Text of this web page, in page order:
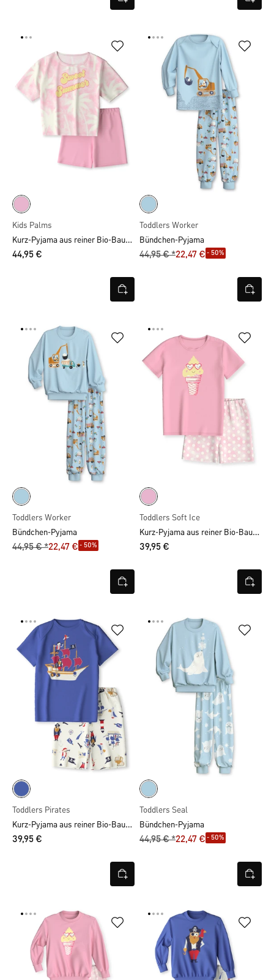
Kids Palms
Kurz-Pyjama aus reiner Bio-Baumwolle
44,95 €
Toddlers Worker
Bündchen-Pyjama
44,95 € *22,47 € - 50%
Toddlers Worker
Bündchen-Pyjama
44,95 € *22,47 € - 50%
Toddlers Soft Ice
Kurz-Pyjama aus reiner Bio-Baumwolle
39,95 €
Toddlers Pirates
Kurz-Pyjama aus reiner Bio-Baumwolle
39,95 €
Toddlers Seal
Bündchen-Pyjama
44,95 € *22,47 € - 50%